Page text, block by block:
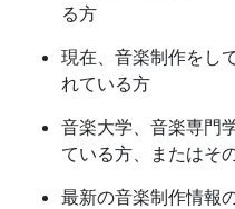
る方
現在、音楽制作をし
れている方
音楽大学、音楽専門
ている方、またはそ
最新の音楽制作情報